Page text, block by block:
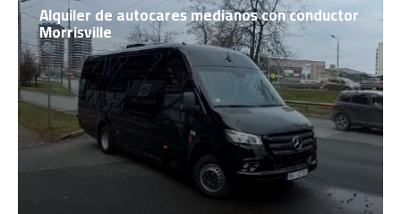
Alquiler de autocares medianos con conductor
Morrisville